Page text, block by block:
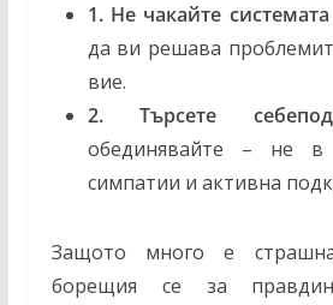
1. Не чакайте
да ви решава
вие.
2. Търсете
обединявайте – не
симпатии и активна
Защото много е
борещия се за